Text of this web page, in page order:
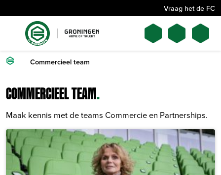
Vraag het de FC
Commercieel team
COMMERCIEEL TEAM.
Maak kennis met de teams Commercie en Partnerships.